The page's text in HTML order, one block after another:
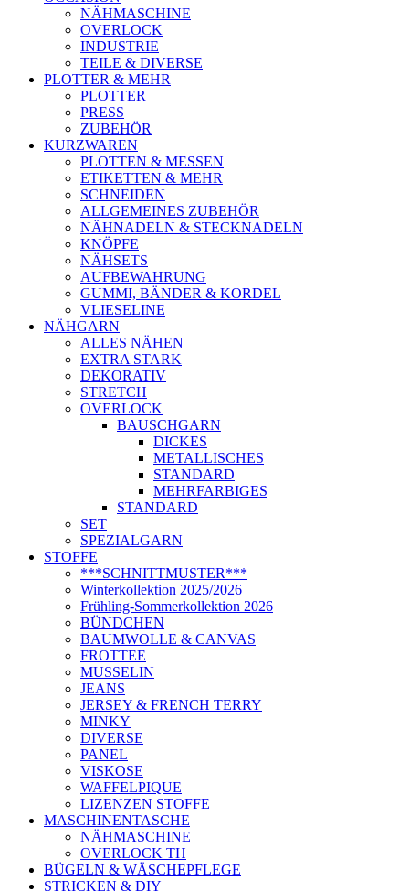
NÄHMASCHINE
OVERLOCK
INDUSTRIE
TEILE & DIVERSE
PLOTTER & MEHR
PLOTTER
PRESS
ZUBEHÖR
KURZWAREN
PLOTTEN & MESSEN
ETIKETTEN & MEHR
SCHNEIDEN
ALLGEMEINES ZUBEHÖR
NÄHNADELN & STECKNADELN
KNÖPFE
NÄHSETS
AUFBEWAHRUNG
GUMMI, BÄNDER & KORDEL
VLIESELINE
NÄHGARN
ALLES NÄHEN
EXTRA STARK
DEKORATIV
STRETCH
OVERLOCK
BAUSCHGARN
DICKES
METALLISCHES
STANDARD
MEHRFARBIGES
STANDARD
SET
SPEZIALGARN
STOFFE
***SCHNITTMUSTER***
Winterkollektion 2025/2026
Frühling-Sommerkollektion 2026
BÜNDCHEN
BAUMWOLLE & CANVAS
FROTTEE
MUSSELIN
JEANS
JERSEY & FRENCH TERRY
MINKY
DIVERSE
PANEL
VISKOSE
WAFFELPIQUE
LIZENZEN STOFFE
MASCHINENTASCHE
NÄHMASCHINE
OVERLOCK TH
BÜGELN & WÄSCHEPFLEGE
STRICKEN & DIY